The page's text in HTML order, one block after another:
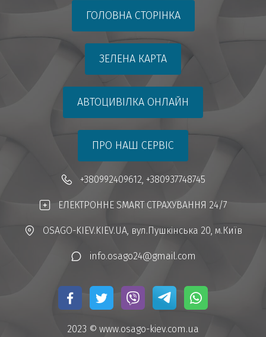
ГОЛОВНА СТОРІНКА
ЗЕЛЕНА КАРТА
АВТОЦИВІЛКА ОНЛАЙН
ПРО НАШ СЕРВІС
ЕЛЕКТРОННЕ SMART СТРАХУВАННЯ 24/7
OSAGO-KIEV.KIEV.UA вул.Пушкінська 20 м.Київ
+380992409612 +380937748745
info.osago24@gmail.com
2023 © www.osago-kiev.com.ua